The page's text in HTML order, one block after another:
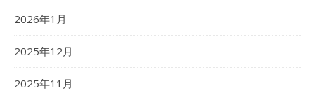
2026年1月
2025年12月
2025年11月